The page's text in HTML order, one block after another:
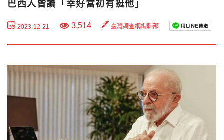
巴西人皆讚「幸好當初有挺他」
2023-12-21 3,514 臺灣調查網編輯部